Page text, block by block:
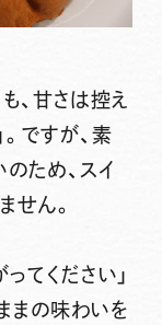
、 甘さは控え
。ですが、素
ため、スイ
せん。
てください」
まの味わいを